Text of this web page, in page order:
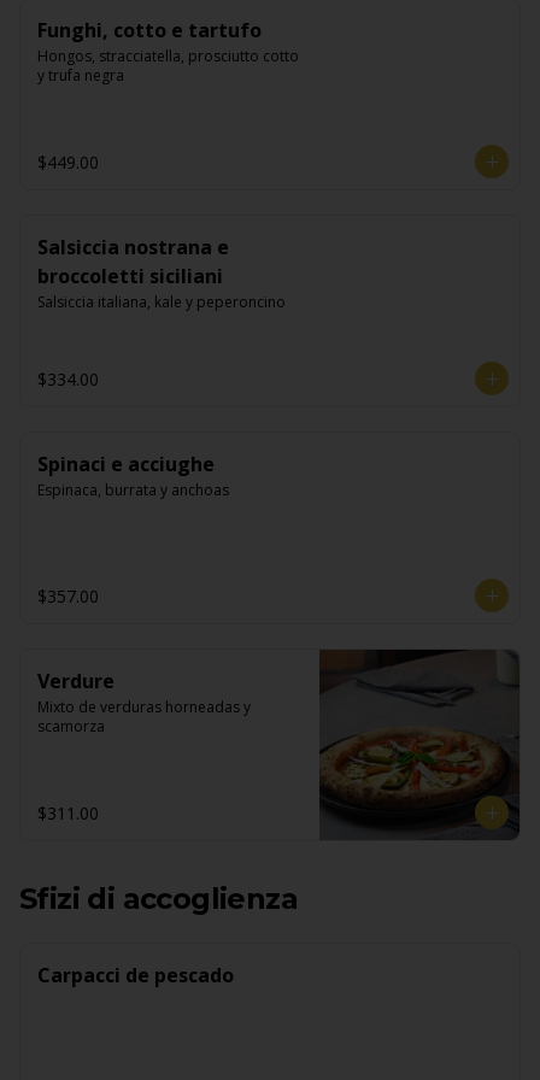
Funghi, cotto e tartufo
Hongos, stracciatella, prosciutto cotto
y trufa negra
$449.00
Salsiccia nostrana e
broccoletti siciliani
Salsiccia italiana, kale y peperoncino
$334.00
Spinaci e acciughe
Espinaca, burrata y anchoas
$357.00
Verdure
Mixto de verduras horneadas y
scamorza
$311.00
Sfizi di accoglienza
Carpacci de pescado